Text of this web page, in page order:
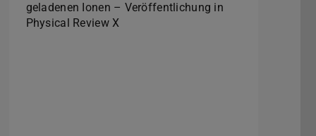
geladenen Ionen – Veröffentlichung in
Physical Review X